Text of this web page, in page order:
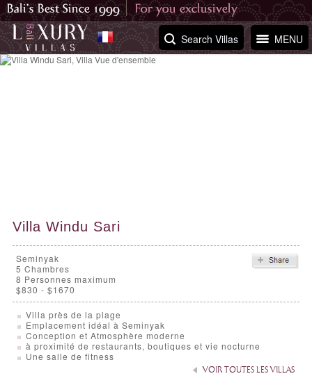
MENU
Search Villas
Villa Windu Sari
Seminyak
5 Chambres
8 Personnes maximum
$830 - $1670
Villa près de la plage
Emplacement idéal à Seminyak
Conception et Atmosphère moderne
à proximité de restaurants, boutiques et vie nocturne
Une salle de fitness
VOIR TOUTES LES VILLAS